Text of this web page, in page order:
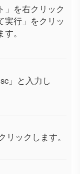
」を右クリック
実行」をクリッ
。
」と入力し
リックします。